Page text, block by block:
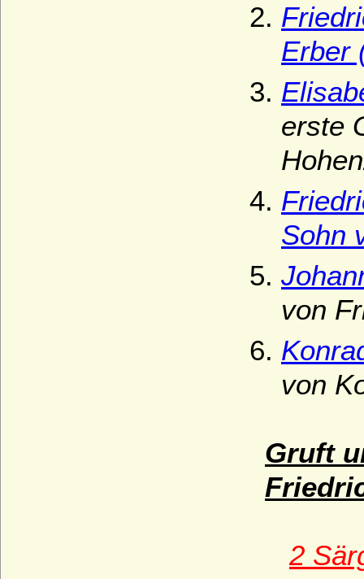
Erber
erste
Sohn
von
von
Gruft
2